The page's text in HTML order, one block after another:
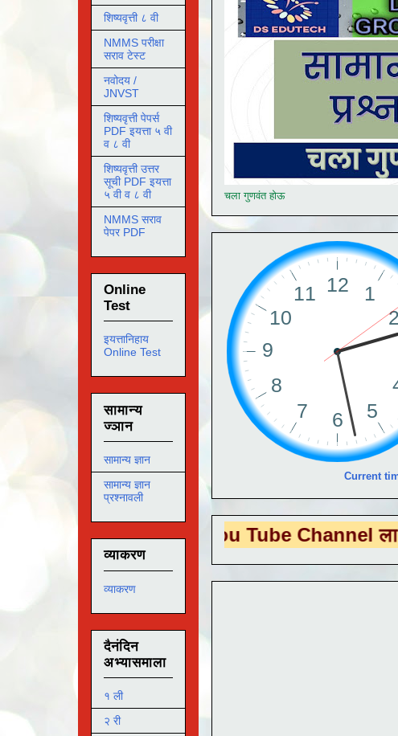
चला गुणवंत होऊ
Current
या You Tube Channel लाभेट
शिष्यवृत्ती ८ वी
NMMS परीक्षा
सराव टेस्ट
नवोदय /
JNVST
शिष्यवृत्ती पेपर्स
PDF इयत्ता ५ वी
व ८ वी
शिष्यवृत्ती उत्तर
सूची PDF इयत्ता
५ वी व ८ वी
NMMS सराव
पेपर PDF
Online
Test
इयत्तानिहाय
Online Test
सामान्य
ज्ञान
सामान्य ज्ञान
सामान्य ज्ञान
प्रश्नावली
व्याकरण
व्याकरण
दैनंदिन
अभ्यासमाला
१ ली
२ री